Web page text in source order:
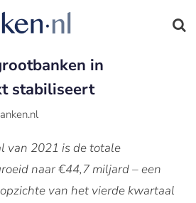
in
stabiliseert
van 2021 is de totale
naar €44,7 miljard – een
van het vierde kwartaal